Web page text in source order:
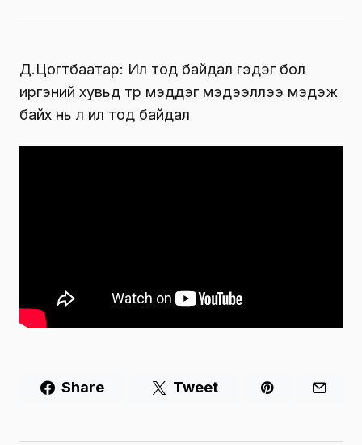
Д.Цогтбаатар: Ил тод байдал гэдэг бол
иргэний хувьд төр мэддэг мэдээллээ мэдэж
байх нь л ил тод байдал
Share Tweet